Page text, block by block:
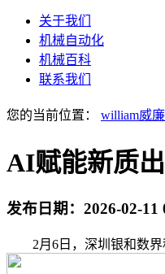
关于我们
机械自动化
机械百科
联系我们
您的当前位置： william威
AI赋能新质
发布日期： 2026-02-11
2月6日，深圳银和数界科